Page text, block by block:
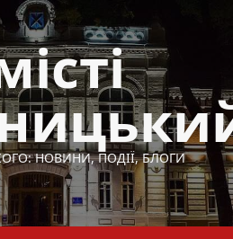
НОВИНИ, ПОДІЇ, БЛОГИ